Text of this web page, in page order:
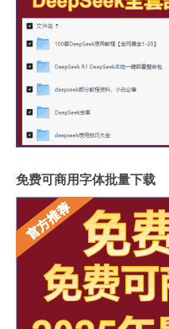
免费可商用字体批量下载